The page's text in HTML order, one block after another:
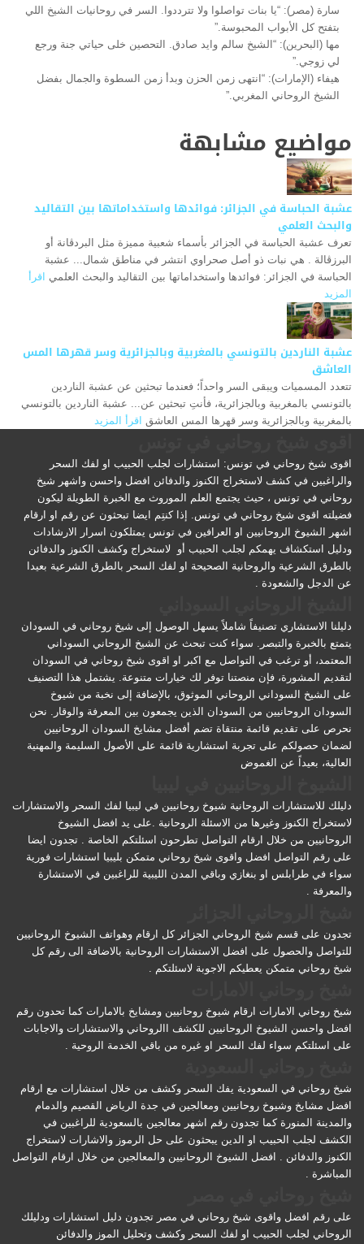
سارة (مصر): “يا بنات تواصلوا ولا تترددوا. السر في روحانيات الشيخ اللي
بتفتح كل الأبواب المحبوسة.”
مها (البحرين): “الشيخ سالم وايد صادق. التحصين خلى حياتي جنة ورجع
لي زوجي.”
هيفاء (الإمارات): “انتهى زمن الحزن وبدأ زمن السطوة والجمال بفضل
الشيخ الروحاني المغربي.”
مواضيع مشابهة
عشبة الحباسة في الجزائر: فوائدها واستخداماتها بين التقاليد
والبحث العلمي
تعرف عشبة الحباسة في الجزائر بأسماء شعبية مميزة مثل البردڤانة أو
البرزڤالة . هي نبات ذو أصل صحراوي انتشر في مناطق شمال... عشبة
الحباسة في الجزائر: فوائدها واستخداماتها بين التقاليد والبحث العلمي اقرأ
المزيد
عشبة الناردين بالتونسي بالمغربية وبالجزائرية وسر قهرها المس
العاشق
تتعدد المسميات ويبقى السر واحداً؛ فعندما تبحثين عن عشبة الناردين
بالتونسي بالمغربية وبالجزائرية، فأنتِ تبحثين عن... عشبة الناردين بالتونسي
بالمغربية وبالجزائرية وسر قهرها المس العاشق اقرأ المزيد
اقوى شيخ روحاني في تونس: استشارات لجلب الحبيب او لفك السحر
والراغبين في كشف لاستخراج الكنوز والدفائن افضل واحسن واشهر شيخ
روحاني في تونس ، حيث يجتمع العلم الموروث مع الخبرة الطويلة ليكون
فضيلته اقوى شيخ روحاني في تونس. إذا كنتِم ايضا تبحثون عن رقم او ارقام
اشهر الشيوخ الروحانيين او العرافين في تونس يمتلكون اسرار الارشادات
ودليل استكشاف يهمكم لجلب الحبيب أو لاستخراج وكشف الكنوز والدفائن
بالطرق الشرعية والروحانية الصحيحة او لفك السحر بالطرق الشرعية بعيدا
عن الدجل والشعودة .
دليلنا الاستشاري تصنيفاً شاملاً يسهل الوصول إلى شيخ روحاني في السودان
يتمتع بالخبرة والتبصر. سواء كنت تبحث عن الشيخ الروحاني السوداني
المعتمد، أو ترغب في التواصل مع اكبر او اقوى شيخ روحاني في السودان
لتقديم المشورة، فإن منصتنا توفر لك خيارات متنوعة. يشتمل هذا التصنيف
على الشيخ السوداني الروحاني الموثوق، بالإضافة إلى نخبة من شيوخ
السودان الروحانيين من السودان الذين يجمعون بين المعرفة والوقار. نحن
نحرص على تقديم قائمة منتقاة تضم أفضل مشايخ السودان الروحانيين
لضمان حصولكم على تجربة استشارية قائمة على الأصول السليمة والمهنية
العالية، بعيداً عن الغموض
دليلك للاستشارات الروحانية شيوخ روحانيين في ليبيا لفك السحر والاستشارات
لاستخراج الكنوز وغيرها من الاسئلة الروحانية .على يد افضل الشيوخ
الروحانيين من خلال ارقام التواصل تطرحون اسئلتكم الخاصة . تجدون ايضا
على رقم التواصل افضل واقوى شيخ روحاني متمكن بليبيا استشارات فورية
سواء في طرابلس او بنغازي وباقي المدن الليبية للراغبين في الاستشارة
والمعرفة .
تجدون على قسم شيخ الروحاني الجزائر كل ارقام وهواتف الشيوخ الروحانيين
للتواصل والحصول على افضل الاستشارات الروحانية بالاضافة الى رقم كل
شيخ روحاني متمكن يعطيكم الاجوبة لاسئلتكم .
شيخ روحاني الامارات ارقام شيوخ روحانيين ومشايخ بالامارات كما تحدون رقم
افضل واحسن الشيوخ الروحانيين للكشف االروحاني والاستشارات والاجابات
على اسئلتكم سواء لفك السحر او غيره من باقي الخدمة الروحية .
شيخ روحاني في السعودية يفك السحر وكشف من خلال استشارات مع ارقام
افضل مشايخ وشيوخ روحانيين ومعالجين في جدة الرياض القصيم والدمام
والمدينة المنورة كما تجدون رقم اشهر معالجين بالسعودية للراغبين في
الكشف لجلب الحبيب او الدين يبحثون على حل الرموز والاشارات لاستخراج
الكنوز والدفائن . افضل الشيوخ الروحانيين والمعالجين من خلال ارقام التواصل
المباشرة .
على رقم افضل واقوى شيخ روحاني في مصر تجدون دليل استشارات ودليلك
الروحاني لجلب الحبيب او لفك السحر وكشف وتحليل الموز والدفائن